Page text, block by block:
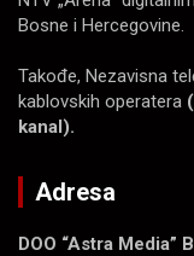
Bosne i Hercegovine.
Takođe, Nezavisna
kablovskih operatera
kanal).
Adresa
DOO “Astra Media”